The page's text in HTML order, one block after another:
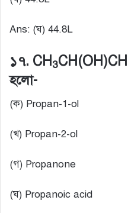
Ans: (ঘ) 44.8L
১৭. CH3CH(OH)CH
হলো-
(ক) Propan-1-ol
(খ) Propan-2-ol
(গ) Propanone
(ঘ) Propanoic acid